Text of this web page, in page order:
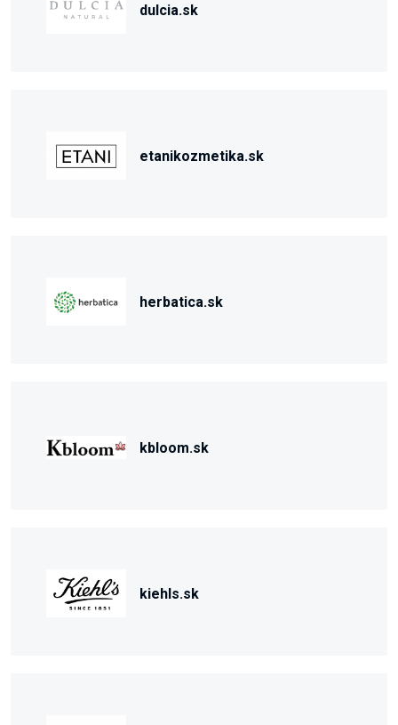
dulcia.sk
etanikozmetika.sk
herbatica.sk
kbloom.sk
kiehls.sk